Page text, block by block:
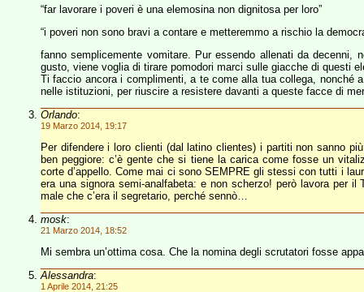
“far lavorare i poveri è una elemosina non dignitosa per loro”
“i poveri non sono bravi a contare e metteremmo a rischio la
fanno semplicemente vomitare. Pur essendo allenati da decenni,
gusto, viene voglia di tirare pomodori marci sulle giacche di questi
Ti faccio ancora i complimenti, a te come alla tua collega, nonché
nelle istituzioni, per riuscire a resistere davanti a queste facce di
Orlando:
19 Marzo 2014, 19:17
Per difendere i loro clienti (dal latino clientes) i partiti non sanno
ben peggiore: c’è gente che si tiene la carica come fosse un
corte d’appello. Come mai ci sono SEMPRE gli stessi con tutti i
era una signora semi-analfabeta: e non scherzo! però lavora per
male che c’era il segretario, perché sennò…
mosk:
21 Marzo 2014, 18:52
Mi sembra un’ottima cosa. Che la nomina degli scrutatori fosse
Alessandra:
1 Aprile 2014, 21:25